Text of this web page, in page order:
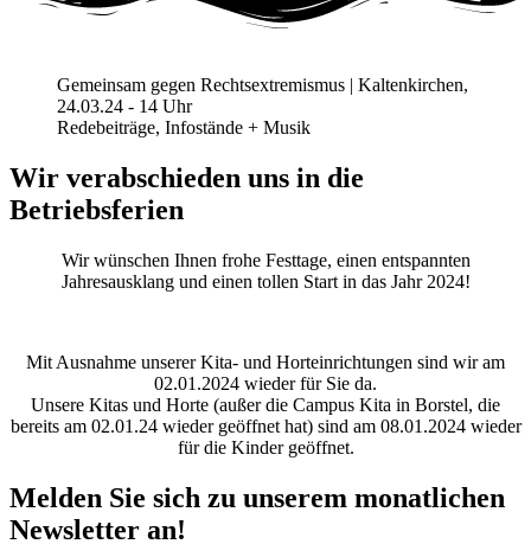
Gemeinsam gegen Rechtsextremismus | Kaltenkirchen,
24.03.24 - 14 Uhr
Redebeiträge, Infostände + Musik
Wir verabschieden uns in die
Betriebsferien
Wir wünschen Ihnen frohe Festtage, einen entspannten
Jahresausklang und einen tollen Start in das Jahr 2024!
Mit Ausnahme unserer Kita- und Horteinrichtungen sind wir am
02.01.2024 wieder für Sie da.
Unsere Kitas und Horte (außer die Campus Kita in Borstel, die
bereits am 02.01.24 wieder geöffnet hat) sind am 08.01.2024 wieder
für die Kinder geöffnet.
Melden Sie sich zu unserem monatlichen
Newsletter an!